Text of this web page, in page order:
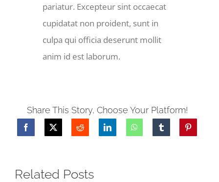
pariatur. Excepteur sint occaecat
cupidatat non proident, sunt in
culpa qui officia deserunt mollit
anim id est laborum.
Share This Story, Choose Your Platform!
Related Posts